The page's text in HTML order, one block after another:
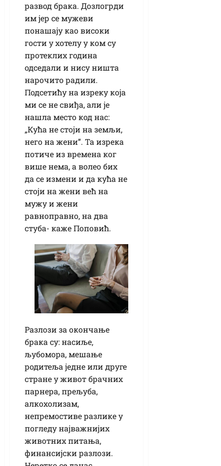
развод брака. Дозлогрди
им јер се мужеви
понашају као високи
гости у хотелу у ком су
протеклих година
одседали и нису ништа
нарочито радили.
Подсетићу на изреку која
ми се не свиђа, али је
нашла место код нас:
„Кућа не стоји на земљи,
него на жени”. Та изрека
потиче из времена ког
више нема, а волео бих
да се измени и да кућа не
стоји на жени већ на
мужу и жени
равноправно, на два
стуба- каже Поповић.
Разлози за окончање
брака су: насиље,
љубомора, мешање
родитеља једне или друге
стране у живот брачних
парнера, прељуба,
алкохолизам,
непремостиве разлике у
погледу најважнијих
животних питања,
финансијски разлози.